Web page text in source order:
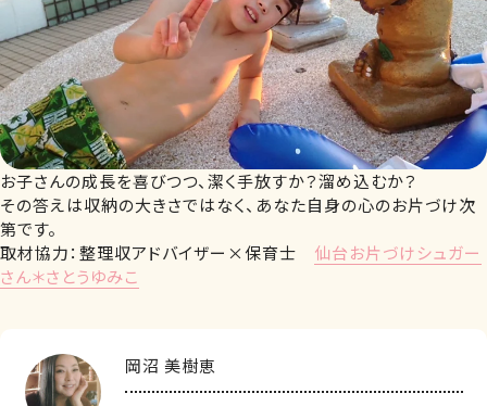
お子さんの成長を喜びつつ、潔く手放すか？溜め込むか？
その答えは収納の大きさではなく、あなた自身の心のお片づけ次
第です。
取材協力：整理収アドバイザー×保育士 仙台お片づけシュガー
さん＊さとうゆみこ
岡沼 美樹恵